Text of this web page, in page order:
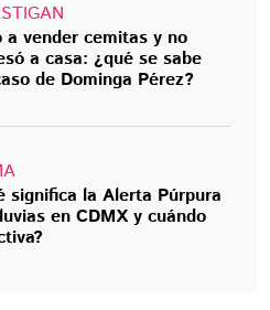
a vender cemitas y no
a casa: ¿qué se sabe
de Dominga Pérez?
significa la Alerta Púrpura
en CDMX y cuándo